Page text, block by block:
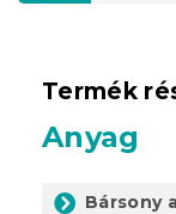
Termék
Anyag
Bársony